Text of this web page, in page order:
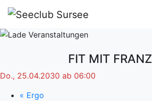
FIT MIT FRANZ
Do., 25.04.2030 ab 06:00
« Ergo